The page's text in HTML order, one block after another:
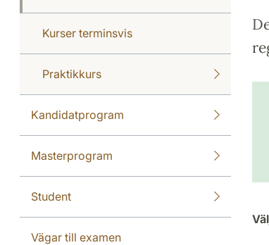
Kurser terminsvis
Praktikkurs
Kandidatprogram
Masterprogram
Student
Vägar till examen